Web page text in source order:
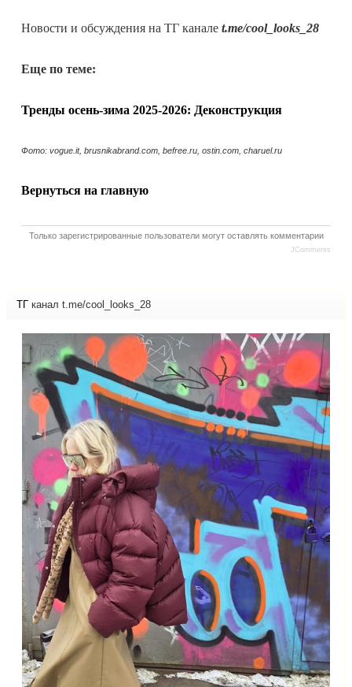
Новости и обсуждения на ТГ канале t.me/cool_looks_28
Еще по теме:
Тренды осень-зима 2025-2026: Деконструкция
Фото: vogue.it, brusnikabrand.com, befree.ru, ostin.com, charuel.ru
Вернуться на главную
Только зарегистрированные пользователи могут оставлять комментарии
JComments
ТГ канал t.me/cool_looks_28